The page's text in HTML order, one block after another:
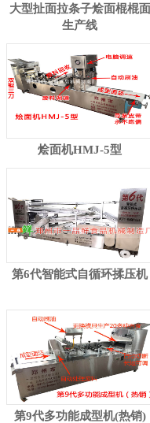
大型扯面拉条子烩面棍棍面
生产线
烩面机HMJ-5型
第6代智能式自循环揉压机
第9代多功能成型机(热销)